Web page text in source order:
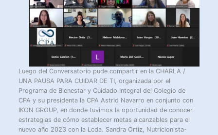
Luego del Conversatorio pude compartir en la CHARLA /
UNA PAUSA PARA CUIDAR DE TI, organizada por el
Programa de Bienestar y Cuidado Integral del Colegio de
CPA y su presidenta la CPA Astrid Navarro en conjunto con
IKON GROUP, en donde tuvimos la oportunidad de conocer
estrategias de cómo establecer metas alcanzables para el
nuevo año 2023 con la Lcda. Sandra Ortiz, Nutricionista-